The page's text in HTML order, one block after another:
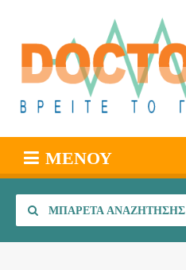
ΜΕΝΟΎ
ΜΠΑΡΈΤΑ ΑΝΑΖΉΤΗΣΗΣ